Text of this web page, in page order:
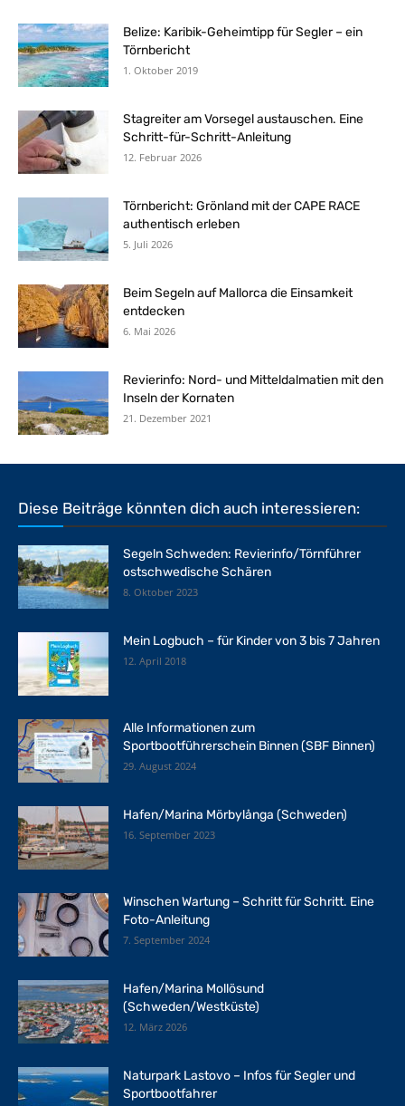
Belize: Karibik-Geheimtipp für Segler – ein
Törnbericht
1. Oktober 2019
Stagreiter am Vorsegel austauschen. Eine
Schritt-für-Schritt-Anleitung
12. Februar 2026
Törnbericht: Grönland mit der CAPE RACE
authentisch erleben
5. Juli 2026
Beim Segeln auf Mallorca die Einsamkeit
entdecken
6. Mai 2026
Revierinfo: Nord- und Mitteldalmatien mit den
Inseln der Kornaten
21. Dezember 2021
Diese Beiträge könnten dich auch interessieren:
Segeln Schweden: Revierinfo/Törnführer
ostschwedische Schären
8. Oktober 2023
Mein Logbuch – für Kinder von 3 bis 7 Jahren
12. April 2018
Alle Informationen zum
Sportbootführerschein Binnen (SBF Binnen)
29. August 2024
Hafen/Marina Mörbylånga (Schweden)
16. September 2023
Winschen Wartung – Schritt für Schritt. Eine
Foto-Anleitung
7. September 2024
Hafen/Marina Mollösund
(Schweden/Westküste)
12. März 2026
Naturpark Lastovo – Infos für Segler und
Sportbootfahrer